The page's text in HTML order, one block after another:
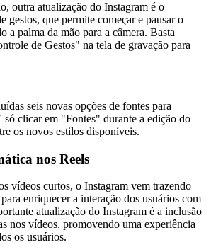
outra atualização do Instagram é o
gestos, que permite começar e pausar o
a palma da mão para a câmera. Basta
de Gestos" na tela de gravação para
seis novas opções de fontes para
só clicar em "Fontes" durante a edição do
os novos estilos disponíveis.
nos Reels
vídeos curtos, o Instagram vem trazendo
enriquecer a interação dos usuários com
atualização do Instagram é a inclusão
nos vídeos, promovendo uma experiência
os usuários.